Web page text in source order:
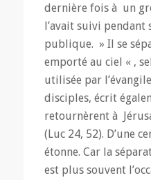
dernière fois à un
l’avait suivi pendant
publique. » Il se
emporté au ciel « ,
utilisée par
disciples, écrit
retournèrent à
(Luc 24, 52). D’une
étonne. Car la
est plus souvent